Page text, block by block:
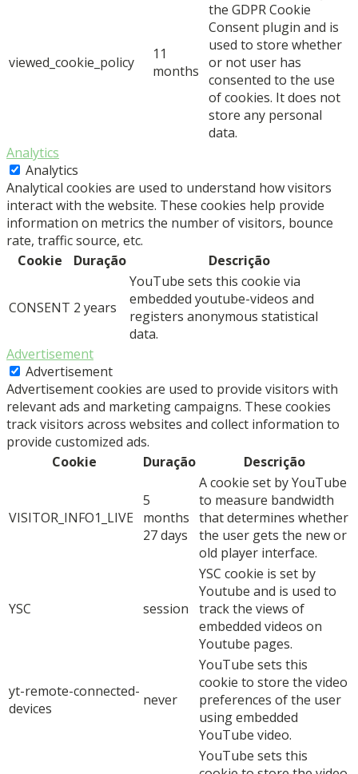
viewed_cookie_policy
11
months
the GDPR Cookie
Consent plugin and is
used to store whether
or not user has
consented to the use
of cookies. It does not
store any personal
data.
Analytics
Analytics
Analytical cookies are used to understand how visitors
interact with the website. These cookies help provide
information on metrics the number of visitors, bounce
rate, traffic source, etc.
Cookie
Duração Descrição
CONSENT 2 years
YouTube sets this cookie via
embedded youtube-videos and
registers anonymous statistical
data.
Advertisement
Advertisement
Advertisement cookies are used to provide visitors with
relevant ads and marketing campaigns. These cookies
track visitors across websites and collect information to
provide customized ads.
Cookie
Duração Descrição
VISITOR_INFO1_LIVE
5
months
27 days
A cookie set by YouTube
to measure bandwidth
that determines whether
the user gets the new or
old player interface.
YSC session
YSC cookie is set by
Youtube and is used to
track the views of
embedded videos on
Youtube pages.
yt-remote-connected-
devices
never
YouTube sets this
cookie to store the video
preferences of the user
using embedded
YouTube video.
YouTube sets this